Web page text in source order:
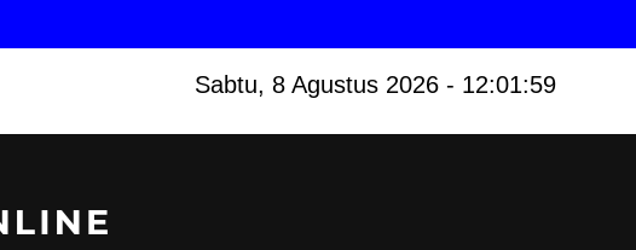
Sabtu, 8 Agustus 2026 - 12:02:00